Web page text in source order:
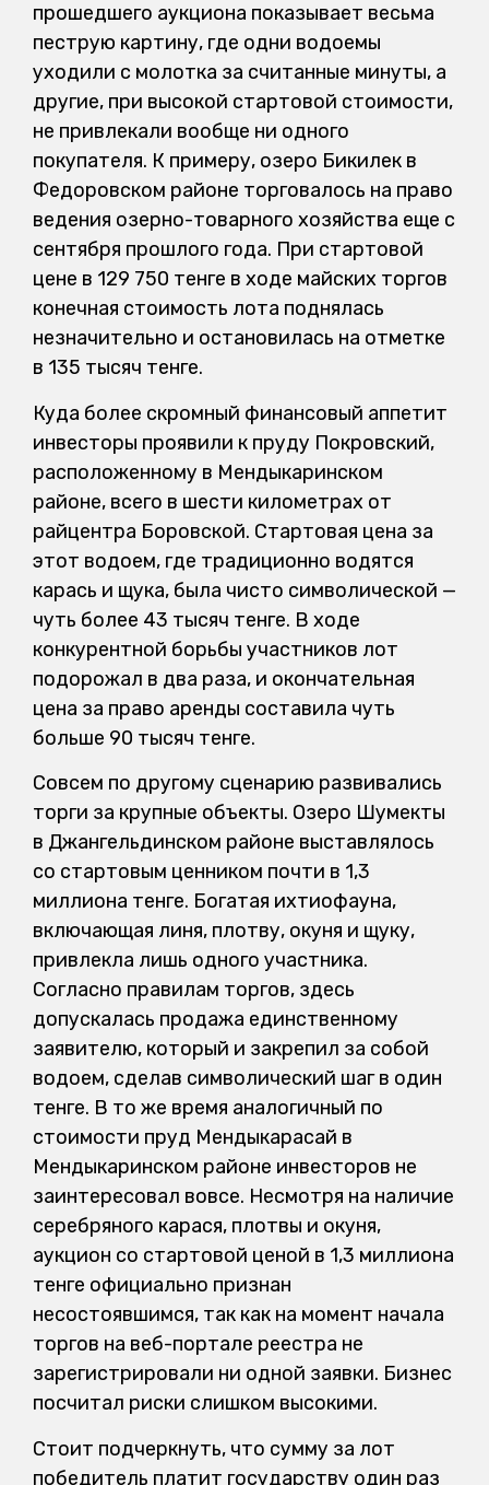
прошедшего аукциона показывает весьма
пеструю картину, где одни водоемы
уходили с молотка за считанные минуты, а
другие, при высокой стартовой стоимости,
не привлекали вообще ни одного
покупателя. К примеру, озеро Бикилек в
Федоровском районе торговалось на право
ведения озерно-товарного хозяйства еще с
сентября прошлого года. При стартовой
цене в 129 750 тенге в ходе майских торгов
конечная стоимость лота поднялась
незначительно и остановилась на отметке
в 135 тысяч тенге.
Куда более скромный финансовый аппетит
инвесторы проявили к пруду Покровский,
расположенному в Мендыкаринском
районе, всего в шести километрах от
райцентра Боровской. Стартовая цена за
этот водоем, где традиционно водятся
карась и щука, была чисто символической —
чуть более 43 тысяч тенге. В ходе
конкурентной борьбы участников лот
подорожал в два раза, и окончательная
цена за право аренды составила чуть
больше 90 тысяч тенге.
Совсем по другому сценарию развивались
торги за крупные объекты. Озеро Шумекты
в Джангельдинском районе выставлялось
со стартовым ценником почти в 1,3
миллиона тенге. Богатая ихтиофауна,
включающая линя, плотву, окуня и щуку,
привлекла лишь одного участника.
Согласно правилам торгов, здесь
допускалась продажа единственному
заявителю, который и закрепил за собой
водоем, сделав символический шаг в один
тенге. В то же время аналогичный по
стоимости пруд Мендыкарасай в
Мендыкаринском районе инвесторов не
заинтересовал вовсе. Несмотря на наличие
серебряного карася, плотвы и окуня,
аукцион со стартовой ценой в 1,3 миллиона
тенге официально признан
несостоявшимся, так как на момент начала
торгов на веб-портале реестра не
зарегистрировали ни одной заявки. Бизнес
посчитал риски слишком высокими.
Стоит подчеркнуть, что сумму за лот
победитель платит государству один раз